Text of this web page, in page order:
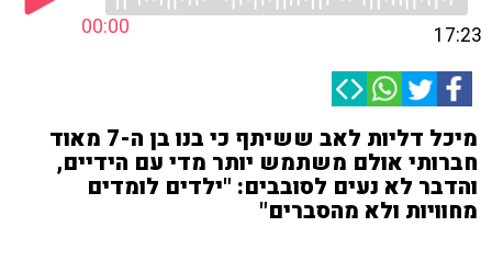
00:00 17:23
מיכל דליות לאב ששיתף כי בנו בן ה-7 מאוד
חברותי אולם משתמש יותר מדי עם הידיים,
והדבר לא נעים לסובבים: "ילדים לומדים
מחוויות ולא מהסברים"